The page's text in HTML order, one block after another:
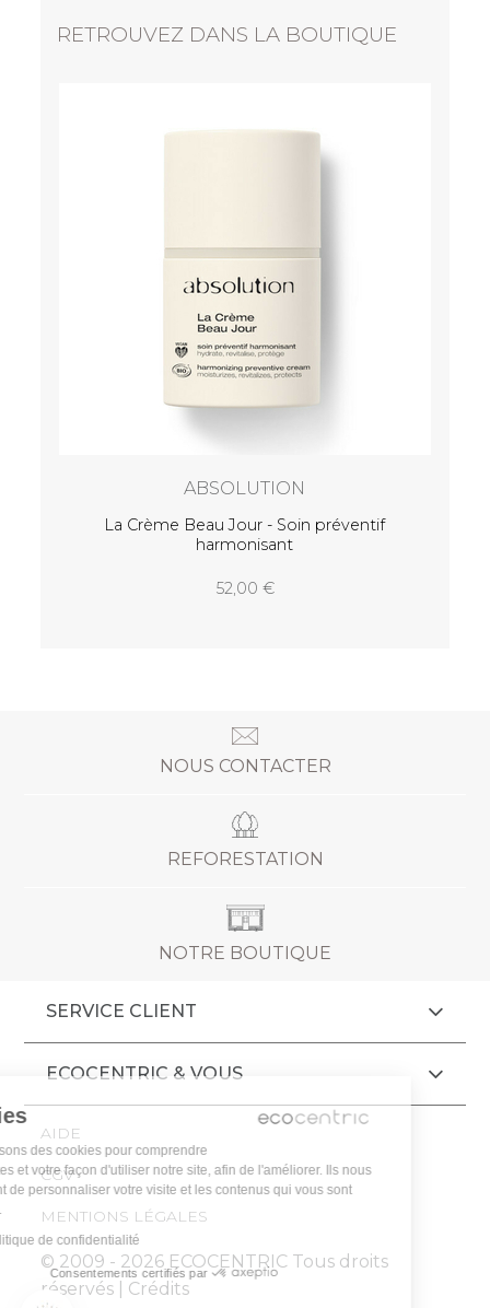
RETROUVEZ DANS LA BOUTIQUE
Le booster SUPERFOOD - Sérum concentré
NOUS CONTACTER
REFORESTATION
NOTRE BOUTIQUE
SERVICE CLIENT
ECOCENTRIC & VOUS
AIDE
CGV
MENTIONS LÉGALES
© 2009 - 2026 ECOCENTRIC Tous droits
réservés | Crédits
Cookies
Nous utilisons des cookies pour comprendre
vos attentes et votre façon d'utiliser notre site, afin de l'améliorer. Ils nous
permettent de personnaliser votre visite et les contenus qui vous sont
proposés.
Lire la politique de confidentialité
Consentements certifiés par